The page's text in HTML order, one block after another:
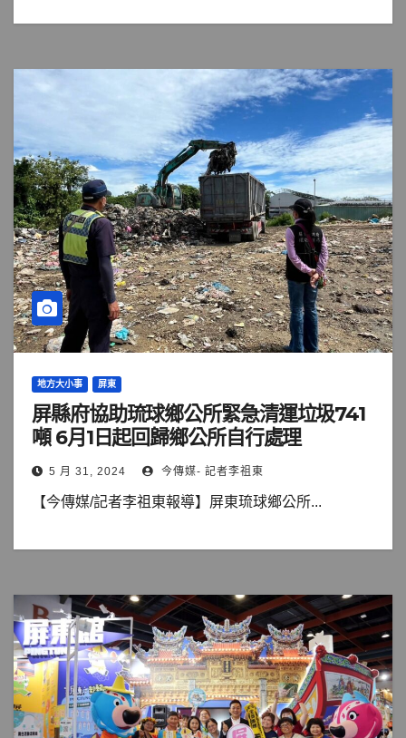
地方大小事 屏東
屏縣府協助琉球鄉公所緊急清運垃圾741
噸 6月1日起回歸鄉公所自行處理
5 月 31, 2024 今傳媒- 記者李祖東
【今傳媒/記者李祖東報導】屏東琉球鄉公所...